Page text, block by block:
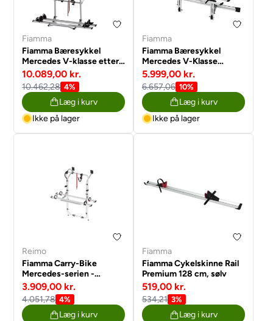
Fiamma
Fiamma Bæresykkel
Mercedes V-klasse etter
2014 inkl arm 1+3
10.089,00 kr.
10.462,28 4%
Læg i kurv
Ikke på lager
Fiamma
Fiamma Bæresykkel
Mercedes V-Klasse
Premium
5.999,00 kr.
6.657,06 10%
Læg i kurv
Ikke på lager
Reimo
Fiamma Carry-Bike
Mercedes-serien -
Mercedes Vito 1996 -
2003 - Sølv
3.909,00 kr.
4.051,78 4%
Læg i kurv
Fiamma
Fiamma Cykelskinne Rail
Premium 128 cm, sølv
519,00 kr.
534,21 3%
Læg i kurv